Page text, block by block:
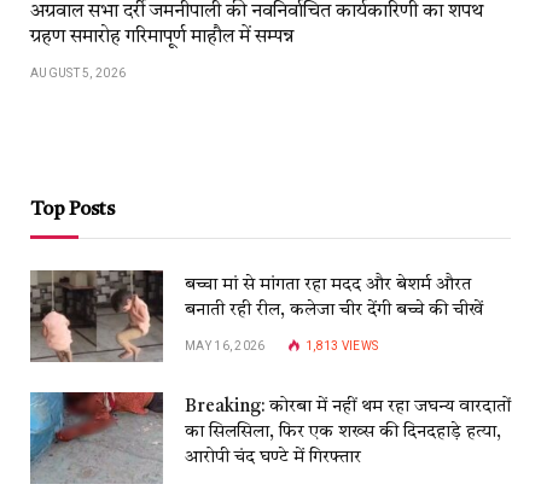
अग्रवाल सभा दर्री जमनीपाली की न‍वनिर्वाचित कार्यकारिणी का शपथ
ग्रहण समारोह गरिमापूर्ण माहौल में सम्पन्न
AUGUST 5, 2026
Top Posts
बच्चा मां से मांगता रहा मदद और बेशर्म औरत
बनाती रही रील, कलेजा चीर देंगी बच्चे की चीखें
MAY 16, 2026 1,813 VIEWS
Breaking: कोरबा में नहीं थम रहा जघन्य वारदातों
का सिलसिला, फिर एक शख्स की दिनदहाड़े हत्या,
आरोपी चंद घण्टे में गिरफ्तार